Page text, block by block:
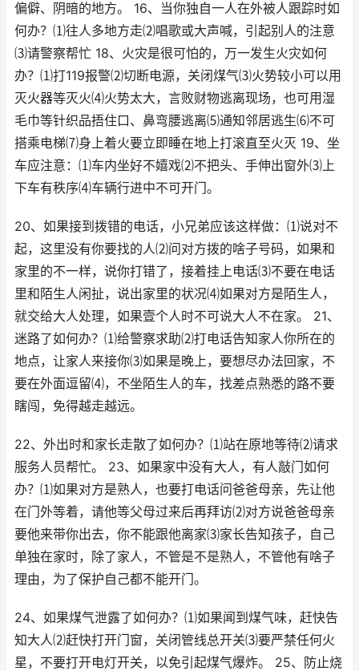
偏僻、阴暗的地方。 16、当你独自一人在外被人跟踪时如
何办？⑴往人多地方走⑵唱歌或大声喊，引起别人的注意
⑶请警察帮忙 18、火灾是很可怕的，万一发生火灾如何
办？⑴打119报警⑵切断电源，关闭煤气⑶火势较小可以用
灭火器等灭火⑷火势太大，言败财物逃离现场，也可用湿
毛巾等针织品捂住口、鼻弯腰逃离⑸通知邻居逃生⑹不可
搭乘电梯⑺身上着火要立即睡在地上打滚直至火灭 19、坐
车应注意：⑴车内坐好不嬉戏⑵不把头、手伸出窗外⑶上
下车有秩序⑷车辆行进中不可开门。
20、如果接到拨错的电话，小兄弟应该这样做：⑴说对不
起，这里没有你要找的人⑵问对方拨的啥子号码，如果和
家里的不一样，说你打错了，接着挂上电话⑶不要在电话
里和陌生人闲扯，说出家里的状况⑷如果对方是陌生人，
就交给大人处理，如果壹个人时不可说大人不在家。 21、
迷路了如何办？⑴给警察求助⑵打电话告知家人你所在的
地点，让家人来接你⑶如果是晚上，要想尽办法回家，不
要在外面逗留⑷，不坐陌生人的车，找差点熟悉的路不要
瞎闯，免得越走越远。
22、外出时和家长走散了如何办？⑴站在原地等待⑵请求
服务人员帮忙。 23、如果家中没有大人，有人敲门如何
办？⑴如果对方是熟人，也要打电话问爸爸母亲，先让他
在门外等着，请他等父母过来后再拜访⑵对方说爸爸母亲
要他来带你出去，你不能跟他离家⑶家长告知孩子，自己
单独在家时，除了家人，不管是不是熟人，不管他有啥子
理由，为了保护自己都不能开门。
24、如果煤气泄露了如何办？⑴如果闻到煤气味，赶快告
知大人⑵赶快打开门窗，关闭管线总开关⑶要严禁任何火
星，不要打开电灯开关，以免引起煤气爆炸。 25、防止烧